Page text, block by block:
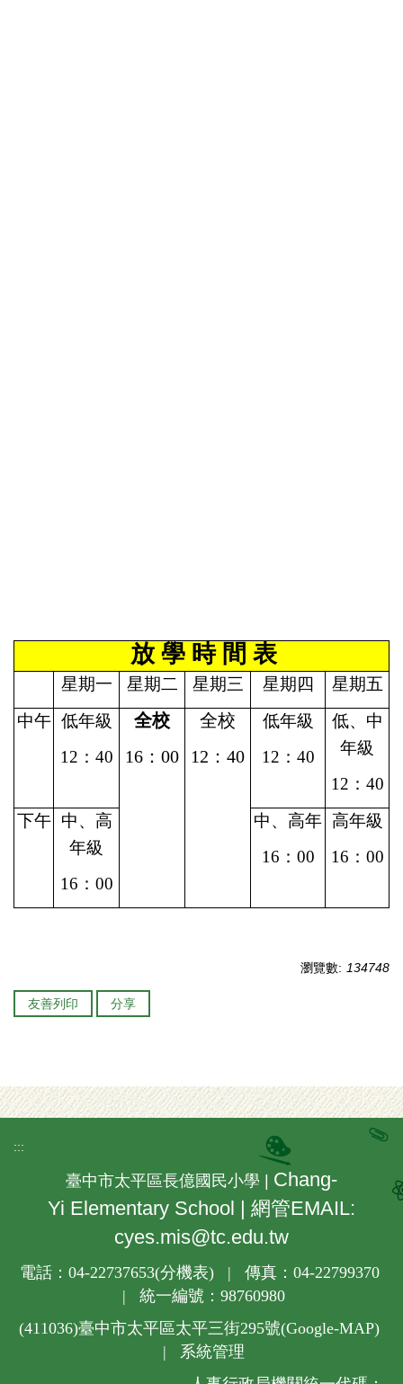
放 學 時 間 表
星期一 星期二 星期三 星期四
星期五
中午 低年級
12：40
全校
16：00
全校
12：40
低年級
12：40
低、中
年級
12：40
下午 中、高
年級
16：00
中、高年
16：00
高年級
16：00
瀏覽數: 134748
友善列印 分享
:::
臺中市太平區長億國民小學 | Chang-
Yi Elementary School | 網管EMAIL:
cyes.mis@tc.edu.tw
電話：04-22737653(分機表) | 傳真：04-22799370
| 統一編號：98760980
(411036)臺中市太平區太平三街295號(Google-MAP)
| 系統管理